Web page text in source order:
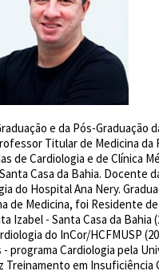
e da Pós-Graduação
Titular de Medicina da
de Cardiologia e de Clínica
Casa da Bahia. Docente
do Hospital Ana Nery.
de Medicina, foi Residente
Izabel - Santa Casa da Bahia
do InCor/HCFMUSP
programa Cardiologia pela
Treinamento em Insuficiência